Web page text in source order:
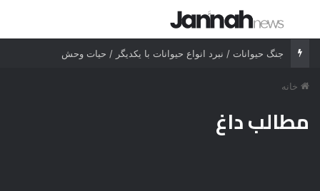
جستجو برای
جنگ حیوانات / نبرد انواع حیوانات با یکدیگر / حیات وحش
خانه
مطالب داغ